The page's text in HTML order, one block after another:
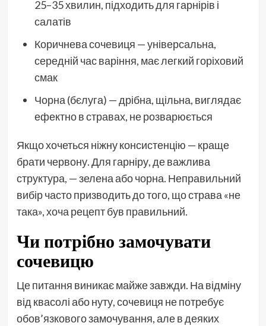
25–35 хвилин, підходить для гарнірів і
салатів
Коричнева сочевиця — універсальна,
середній час варіння, має легкий горіховий
смак
Чорна (бєлуга) — дрібна, щільна, виглядає
ефектно в стравах, не розварюється
Якщо хочеться ніжну консистенцію — краще
брати червону. Для гарніру, де важлива
структура, — зелена або чорна. Неправильний
вибір часто призводить до того, що страва «не
така», хоча рецепт був правильний.
Чи потрібно замочувати
сочевицю
Це питання виникає майже завжди. На відміну
від квасолі або нуту, сочевиця не потребує
обов’язкового замочування, але в деяких